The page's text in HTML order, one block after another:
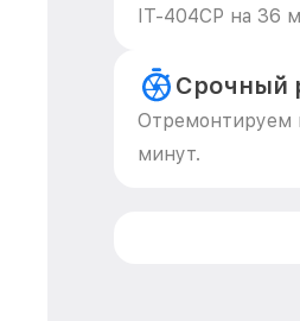
IT-404CP на 36
Срочный
Отремонтируем
минут.